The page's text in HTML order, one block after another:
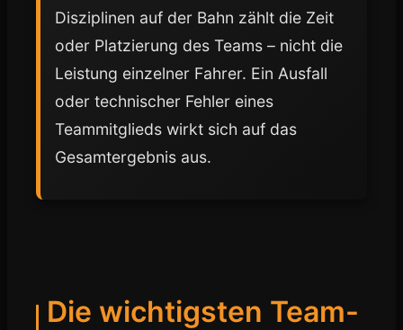
Disziplinen auf der Bahn zählt die Zeit
oder Platzierung des Teams – nicht die
Leistung einzelner Fahrer. Ein Ausfall
oder technischer Fehler eines
Teammitglieds wirkt sich auf das
Gesamtergebnis aus.
Die wichtigsten Team-